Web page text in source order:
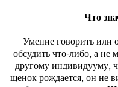
Что
Умение говорить или
обсудить что-либо, а
другому индивидууму,
щенок рождается, он не